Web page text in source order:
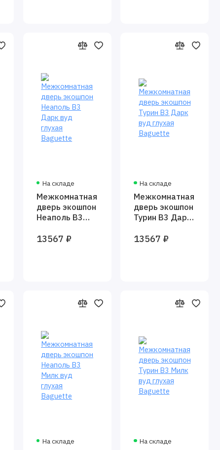
На складе
Межкомнатная
дверь экошпон
Неаполь В3
глухая
13567 ₽
На складе
Межкомнатная
дверь экошпон
Турин В3 Дарк
Baguette
13567 ₽
На складе На складе